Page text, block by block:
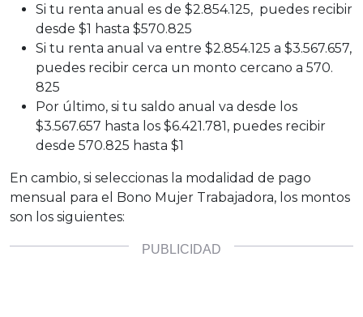
Si tu renta anual es de $2.854.125, puedes recibir
desde $1 hasta $570.825
Si tu renta anual va entre $2.854.125 a $3.567.657,
puedes recibir cerca un monto cercano a 570.
825
Por último, si tu saldo anual va desde los
$3.567.657 hasta los $6.421.781, puedes recibir
desde 570.825 hasta $1
En cambio, si seleccionas la modalidad de pago
mensual para el Bono Mujer Trabajadora, los montos
son los siguientes: